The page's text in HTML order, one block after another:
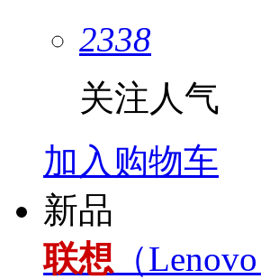
2338
关注人气
加入购物车
新品
联想 （